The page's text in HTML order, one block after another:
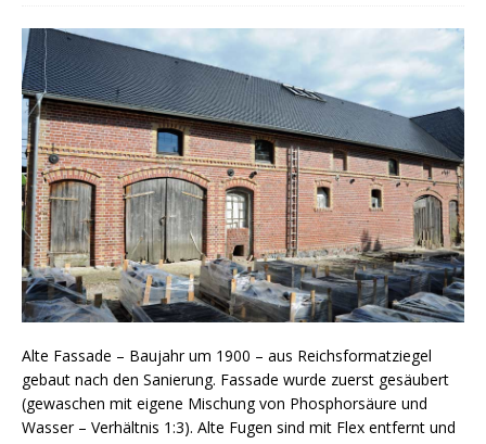
Alte Fassade – Baujahr um 1900 – aus Reichsformatziegel
gebaut nach den Sanierung. Fassade wurde zuerst gesäubert
(gewaschen mit eigene Mischung von Phosphorsäure und
Wasser – Verhältnis 1:3). Alte Fugen sind mit Flex entfernt und